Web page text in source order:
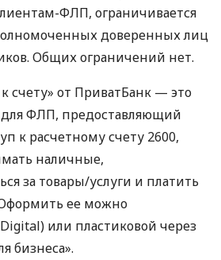
ФЛП, ограничивается
доверенных лиц
Общих ограничений нет.
счету» от ПриватБанк — это
ФЛП, предоставляющий
к расчетному счету 2600,
наличные,
за товары/услуги и платить
ее можно
или пластиковой через
бизнеса».